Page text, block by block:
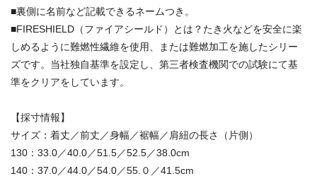
■裏側に名前など記載できるネームつき。
■FIRESHIELD（ファイアシールド）とは？たき火などを安全に楽
しめるように難燃性繊維を使用、または難燃加工を施したシリー
ズです。当社独自基準を設定し、第三者検査機関での試験にて基
準をクリアをしています。
【採寸情報】
サイズ：着丈／前丈／身幅／裾幅／肩紐の長さ（片側）
130：33.0／40.0／51.5／52.5／38.0cm
140：37.0／44.0／54.0／55.０／41.5cm